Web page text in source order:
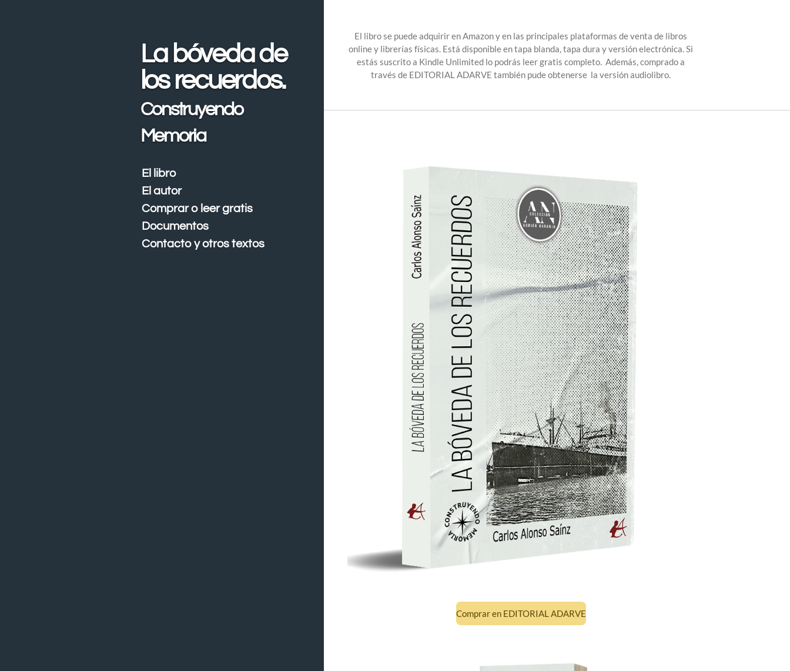
El libro se puede adquirir en Amazon y en las principales plataformas de venta de libros
online y librerías físicas. Está disponible en tapa blanda, tapa dura y versión electrónica. Si
estás suscrito a Kindle Unlimited lo podrás leer gratis completo. Además, comprado a
través de EDITORIAL ADARVE también pude obtenerse la versión audiolibro.
Comprar en EDITORIAL ADARVE
La bóveda de
los recuerdos.
Construyendo
Memoria
El libro
El autor
Comprar o leer gratis
Documentos
Contacto y otros textos